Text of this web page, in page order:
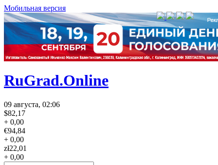
Мобильная версия
RuGrad.Online
09 августа, 02:06
$82,17
+ 0,00
€94,84
+ 0,00
zł22,01
+ 0,00